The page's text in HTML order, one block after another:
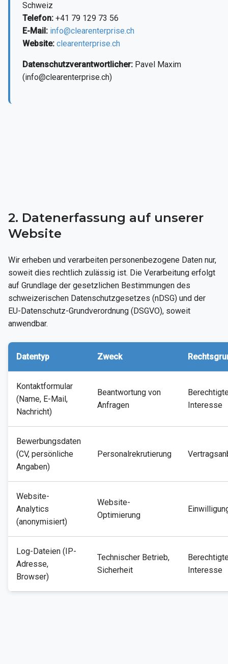
Schweiz
Telefon: +41 79 129 73 56
E-Mail: info@clearenterprise.ch
Website: clearenterprise.ch
Datenschutzverantwortlicher: Pavel Maxim
(info@clearenterprise.ch)
2. Datenerfassung auf unserer
Website
Wir erheben und verarbeiten personenbezogene Daten nur,
soweit dies rechtlich zulässig ist. Die Verarbeitung erfolgt
auf Grundlage der gesetzlichen Bestimmungen des
schweizerischen Datenschutzgesetzes (nDSG) und der
EU-Datenschutz-Grundverordnung (DSGVO), soweit
anwendbar.
Datentyp Zweck
Kontaktformular
(Name, E-Mail,
Nachricht)
Beantwortung von
Anfragen
Interesse
Bewerbungsdaten
(CV, persönliche
Angaben)
Personalrekrutierung
Website-
Analytics
(anonymisiert)
Website-
Optimierung
Log-Dateien (IP-
Adresse,
Browser)
Technischer Betrieb,
Sicherheit
Interesse